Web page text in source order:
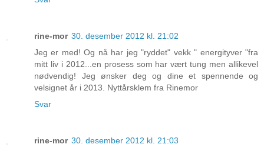
rine-mor 30. desember 2012 kl. 21:02
Jeg er med! Og nå har jeg "ryddet" vekk " energityver "fra
mitt liv i 2012...en prosess som har vært tung men allikevel
nødvendig! Jeg ønsker deg og dine et spennende og
velsignet år i 2013. Nyttårsklem fra Rinemor
Svar
rine-mor 30. desember 2012 kl. 21:03